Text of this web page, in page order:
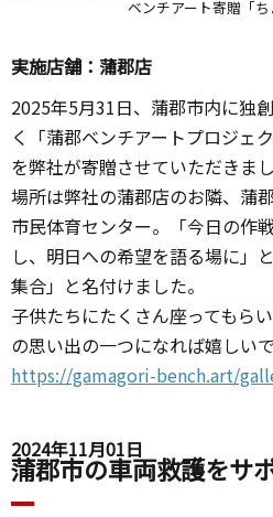
ベンチアート寄贈「ち
実施店舗：蒲郡店
2025年5月31日、蒲郡市内に独
く「蒲郡ベンチアートプロジェ
を弊社が寄贈させていただきまし
場所は弊社の蒲郡店のお隣、蒲
市民体育センター。「今日の作
し、明日への希望を語る場に」
集合」と名付けました。
子供たちにたくさん座ってもら
の思い出の一つになれば嬉しいで
https://gamagori-bench.art/
2024年11月01日
蒲郡市の車両救護をサ